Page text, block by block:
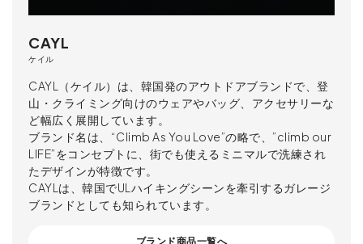
CAYL
ケイル
CAYL（ケイル）は、韓国発のアウトドアブランドで、登
山・クライミング向けのウェアやバッグ、アクセサリーな
ど幅広く展開しています。
ブランド名は、“Climb As You Love”の略で、”climb our
LIFE”をコンセプトに、街でも使えるミニマルで洗練され
たデザインが特徴です。
CAYLは、韓国でULハイキングシーンを牽引するガレージ
ブランドとしても知られています。
ブランド商品一覧へ